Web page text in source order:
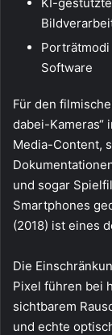
Software
Für den
dabei-Kameras“
Media-Content,
und sogar
Smartphones
(2018) ist eines
Die
Pixel führen bei
sichtbarem
und echte